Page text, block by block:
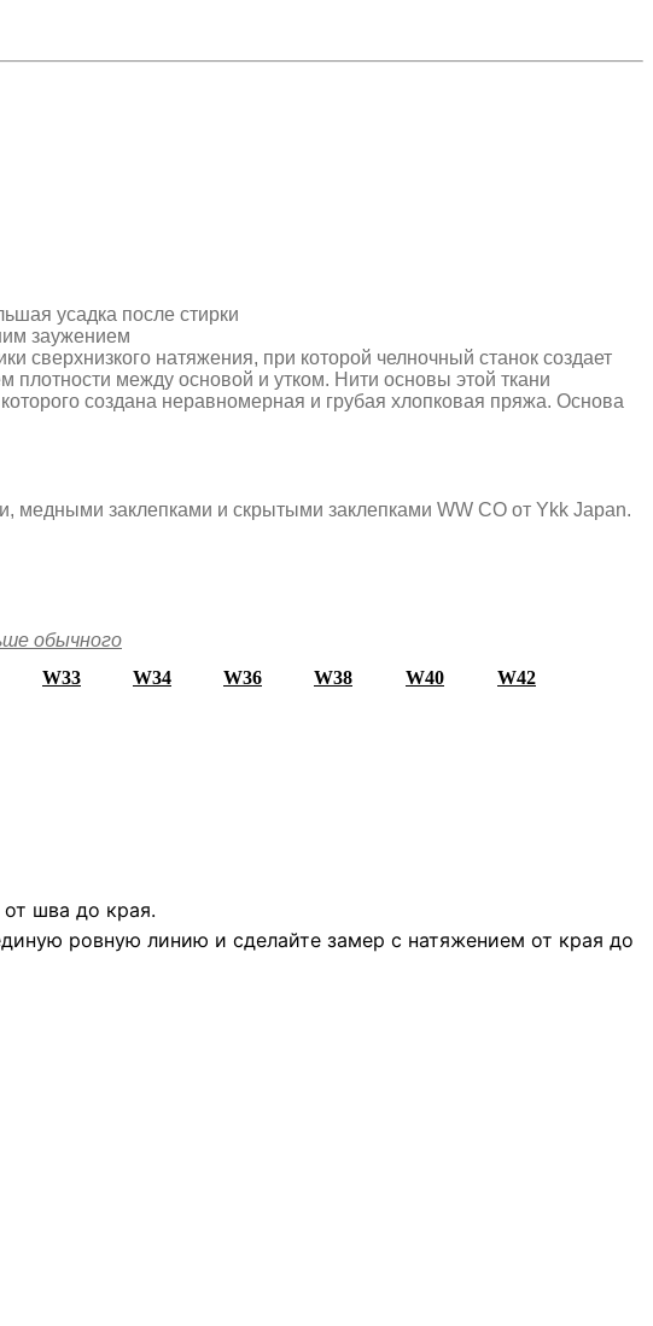
усадка после стирки
заужением
сверхнизкого натяжения, при которой челночный станок создает
между основой и утком. Нити основы этой ткани
создана неравномерная и грубая хлопковая пряжа. Основа
заклепками и скрытыми заклепками WW CO от Ykk Japan.
обычного
W33 W34 W36 W38 W40 W42
шва до края.
ровную линию и сделайте замер с натяжением от края до